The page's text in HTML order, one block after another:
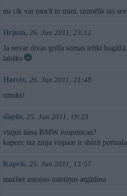
nu cik var mocīt to mini. izsmēlis tas
Hrjum, 26. Jun 2011, 23:12
Ja nevar divas golfa somas ielikt
labāks
Harcix, 26. Jun 2011, 21:48
smuks!
daplis, 25. Jun 2011, 19:23
vinjus taisa BMW ruupniicaa?
kapeec taa zinja vispaar ir shinii
Kapcis, 25. Jun 2011, 13:57
mazliet astoņus mārtiņus atgādina